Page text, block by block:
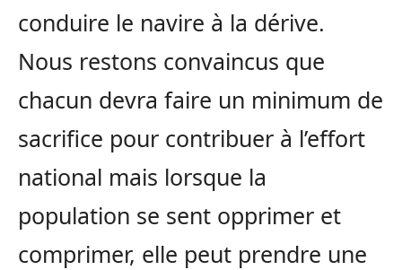
conduire le navire à la dérive.
Nous restons convaincus que
chacun devra faire un minimum de
sacrifice pour contribuer à l’effort
national mais lorsque la
population se sent opprimer et
comprimer, elle peut prendre une